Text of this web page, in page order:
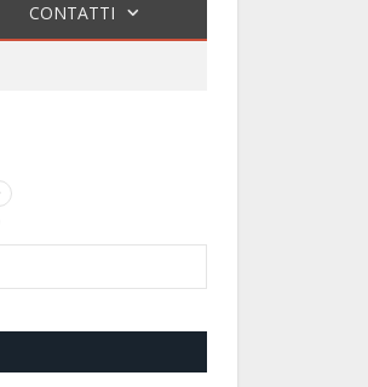
CONTATTI